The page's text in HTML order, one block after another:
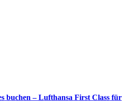
buchen – Lufthansa First Class für